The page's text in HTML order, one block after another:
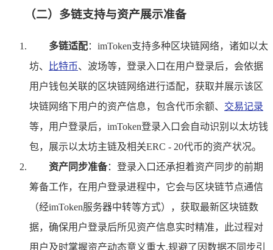
（二）多链支持与资产展示准备
多链适配：imToken支持多种区块链网络，诸如以太
坊、
比特币、波场等，登录入口在用户登录后，会依据
用户钱包关联的区块链网络进行适配，获取并展示该区
块链网络下用户的资产信息，包含代币余额、 交易记录
等，用户登录后，imToken登录入口会自动识别以太坊钱
包，展示以太坊主链及相关ERC - 20代币的资产状况。
资产同步准备：登录入口还承担着资产同步的前期
筹备工作，在用户登录进程中，它会与区块链节点通信
（经imToken服务器中转等方式），获取最新区块链数
据，确保用户登录后所见资产信息实时精准，此过程对
用户及时掌握资产动态意义重大,规避了因数据不同步引